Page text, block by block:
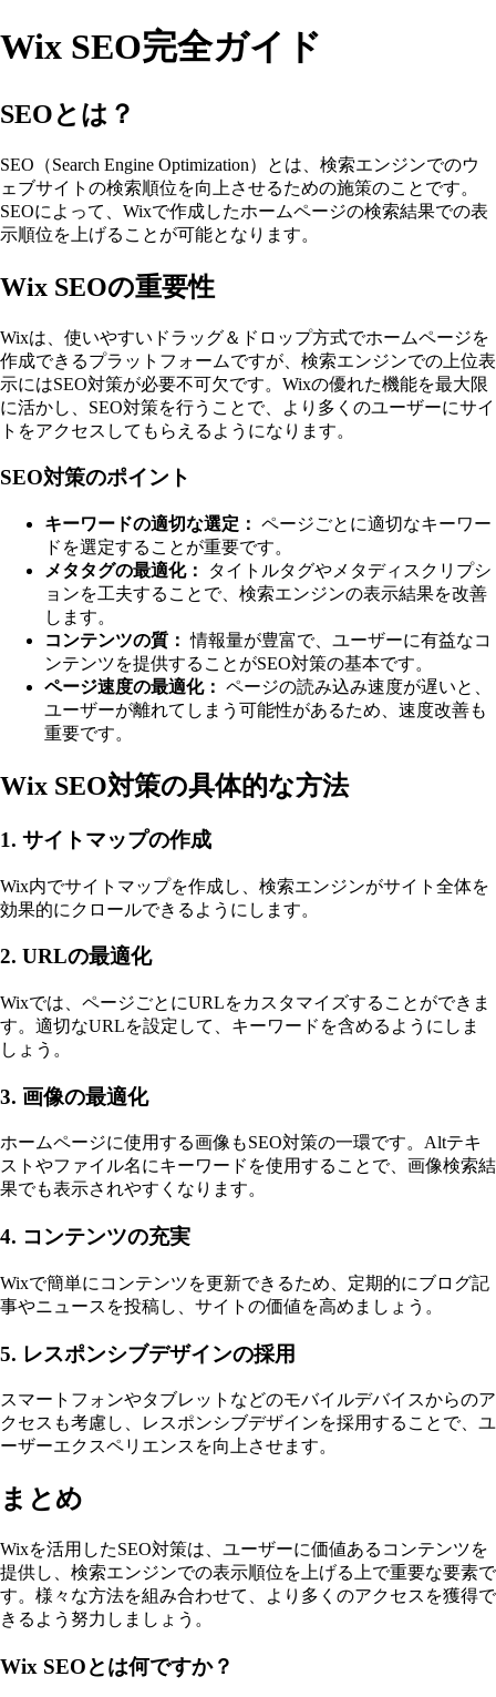
Wix SEO完全ガイド
SEOとは？
SEO（Search Engine Optimization）とは、検索エンジンでのウ
ェブサイトの検索順位を向上させるための施策のことです。
SEOによって、Wixで作成したホームページの検索結果での表
示順位を上げることが可能となります。
Wix SEOの重要性
Wixは、使いやすいドラッグ＆ドロップ方式でホームページを
作成できるプラットフォームですが、検索エンジンでの上位表
示にはSEO対策が必要不可欠です。Wixの優れた機能を最大限
に活かし、SEO対策を行うことで、より多くのユーザーにサイ
トをアクセスしてもらえるようになります。
SEO対策のポイント
キーワードの適切な選定： ページごとに適切なキーワー
ドを選定することが重要です。
メタタグの最適化：
タイトルタグやメタディスクリプシ
ョンを工夫することで、検索エンジンの表示結果を改善
します。
コンテンツの質： 情報量が豊富で、ユーザーに有益なコ
ンテンツを提供することがSEO対策の基本です。
ページ速度の最適化： ページの読み込み速度が遅いと、
ユーザーが離れてしまう可能性があるため、速度改善も
重要です。
Wix SEO対策の具体的な方法
1. サイトマップの作成
Wix内でサイトマップを作成し、検索エンジンがサイト全体を
効果的にクロールできるようにします。
2. URLの最適化
Wixでは、ページごとにURLをカスタマイズすることができま
す。適切なURLを設定して、キーワードを含めるようにしま
しょう。
3. 画像の最適化
ホームページに使用する画像もSEO対策の一環です。Altテキ
ストやファイル名にキーワードを使用することで、画像検索結
果でも表示されやすくなります。
4. コンテンツの充実
Wixで簡単にコンテンツを更新できるため、定期的にブログ記
事やニュースを投稿し、サイトの価値を高めましょう。
5. レスポンシブデザインの採用
スマートフォンやタブレットなどのモバイルデバイスからのア
クセスも考慮し、レスポンシブデザインを採用することで、ユ
ーザーエクスペリエンスを向上させます。
まとめ
Wixを活用したSEO対策は、ユーザーに価値あるコンテンツを
提供し、検索エンジンでの表示順位を上げる上で重要な要素で
す。様々な方法を組み合わせて、より多くのアクセスを獲得で
きるよう努力しましょう。
Wix SEOとは何ですか？